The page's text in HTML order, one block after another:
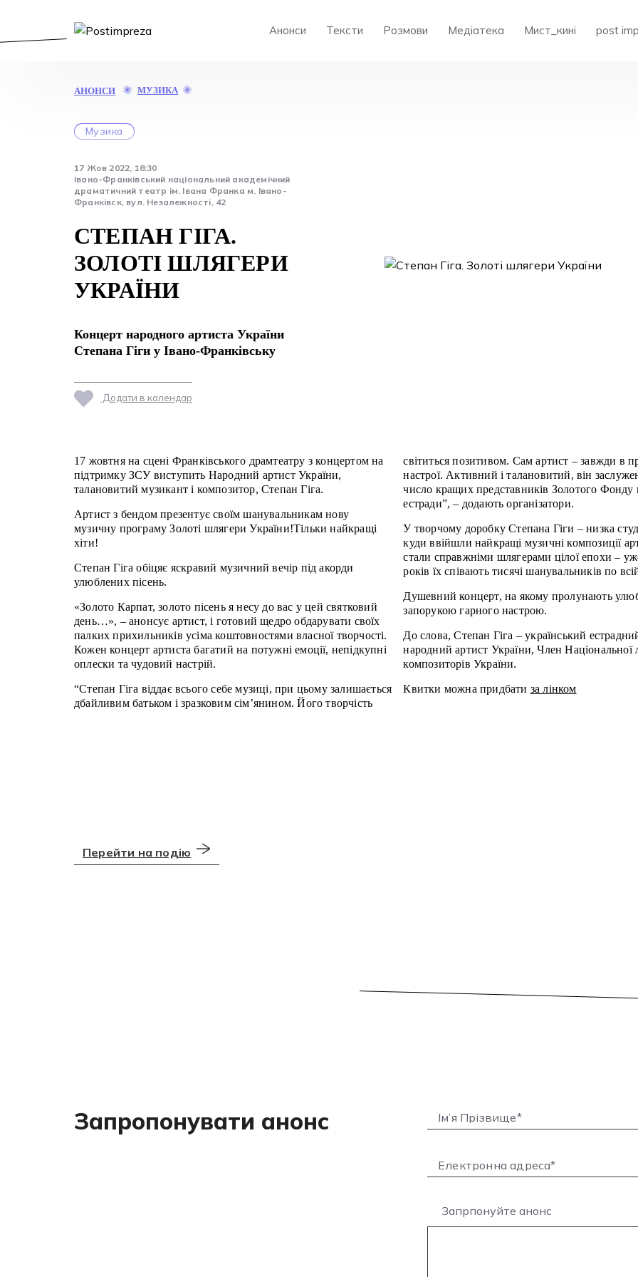
Анонси Тексти Розмови Медіатека Мист_кині post
АНОНСИ МУЗИКА
Музика
17 Жов 2022, 18:30
Івано-Франківський національний академічний
драматичний театр ім. Івана Франка м. Івано-
Франківск, вул. Незалежності, 42
СТЕПАН ГІГА.
ЗОЛОТІ ШЛЯГЕРИ
УКРАЇНИ
Концерт народного артиста України
Степана Гіги у Івано-Франківську
Додати в календар
17 жовтня на сцені Франківського драмтеатру з концертом на
підтримку ЗСУ виступить Народний артист України,
талановитий музикант і композитор, Степан Гіга.
Артист з бендом презентує своїм шанувальникам нову
музичну програму Золоті шлягери України!Тільки найкращі
хіти!
Степан Гіга обіцяє яскравий музичний вечір під акорди
улюблених пісень.
«Золото Карпат, золото пісень я несу до вас у цей святковий
день…», – анонсує артист, і готовий щедро обдарувати своїх
палких прихильників усіма коштовностями власної творчості.
Кожен концерт артиста багатий на потужні емоції, непідкупні
оплески та чудовий настрій.
“Степан Гіга віддає всього себе музиці, при цьому залишається
дбайливим батьком і зразковим сім’янином. Його творчість
світиться позитивом. Сам артист – завжди в
настрої. Активний і талановитий, він
число кращих представників Золотого Фонду
естради”, – додають організатори.
У творчому доробку Степана Гіги – низка
куди ввійшли найкращі музичні композиції
стали справжніми шлягерами цілої епохи –
років їх співають тисячі шанувальників по
Душевний концерт, на якому пролунають
запорукою гарного настрою.
До слова, Степан Гіга – український
народний артист України, Член Національної
композиторів України.
Квитки можна придбати за лінком
Перейти на подію
Запропонувати анонс
Запрпонуйте анонс